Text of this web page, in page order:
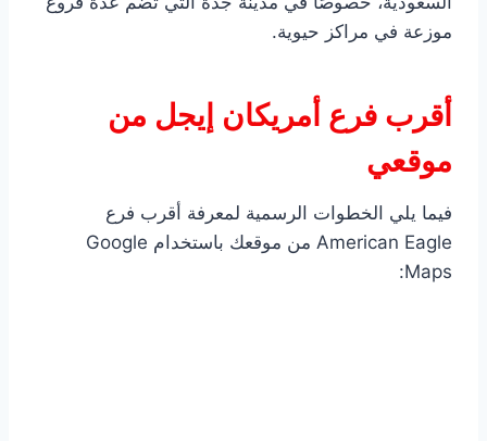
موزعة في مراكز حيوية.
أقرب فرع أمريكان إيجل من
موقعي
فيما يلي الخطوات الرسمية لمعرفة أقرب فرع
American Eagle من موقعك باستخدام Google
Maps: